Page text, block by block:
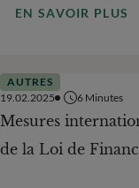
EN SAVOIR PLUS
AUTRES
19.02.2025
6 Minutes
Mesures
de la Loi de